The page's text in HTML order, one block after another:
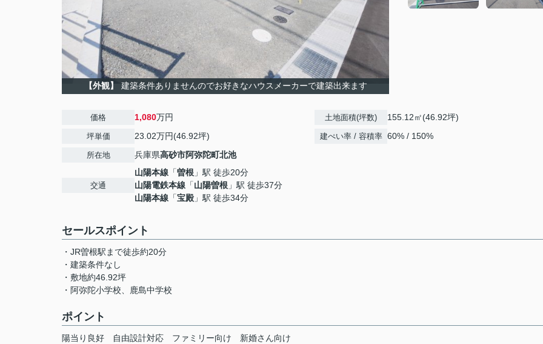
【外観】 建築条件ありませんのでお好きなハウスメーカーで建築出来ます
価格 1,080万円
坪単価 23.02万円(46.92坪)
所在地 兵庫県高砂市阿弥陀町北池
交通
山陽本線 「曽根 」駅 徒歩20分
山陽電鉄本線 「山陽曽根 」駅 徒歩37分
山陽本線 「宝殿 」駅 徒歩34分
土地面積(坪数) 155.12㎡(46.92坪)
建ぺい率 / 容積率 60% / 150%
セールスポイント
・JR曽根駅まで徒歩約20分
・建築条件なし
・敷地約46.92坪
・阿弥陀小学校、鹿島中学校
ポイント
陽当り良好 自由設計対応 ファミリー向け 新婚さん向け